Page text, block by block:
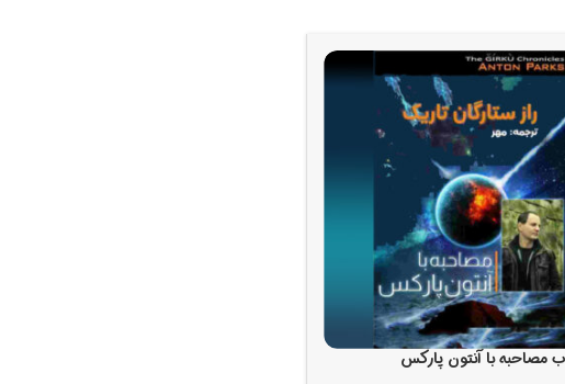
مصاحبه با آنتون پارکس